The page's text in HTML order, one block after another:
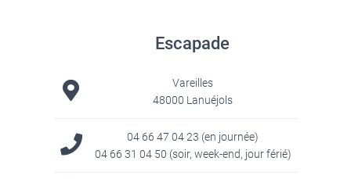
Escapade
Vareilles
48000 Lanuéjols
04 66 47 04 23 (en journée)
04 66 31 04 50 (soir, week-end, jour férié)